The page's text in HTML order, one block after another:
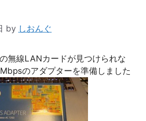
by しおんぐ
無線LANカードが見つけられな
のアダプターを準備しました